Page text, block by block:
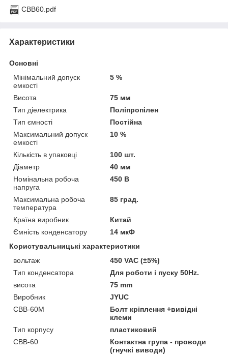
CBB60.pdf
Характеристики
Основні
Мінімальний допуск
емкості
5 %
Висота
75 мм
Тип діелектрика
Поліпропілен
Тип ємності
Постійна
Максимальний допуск
емкості
10 %
Кількість в упаковці
100 шт.
Діаметр
40 мм
Номінальна робоча
напруга
450 В
Максимальна робоча
температура
85 град.
Країна виробник
Китай
Ємність конденсатору
14 мкФ
Користувальницькі характеристики
вольтаж
450 VAC (±5%)
Тип конденсатора
Для роботи і пуску 50Hz.
висота
75 mm
Виробник
JYUC
CBB-60М
Болт кріплення +вивідні
клеми
Тип корпусу
пластиковий
CBB-60
Контактна група - проводи
(гнучкі виводи)